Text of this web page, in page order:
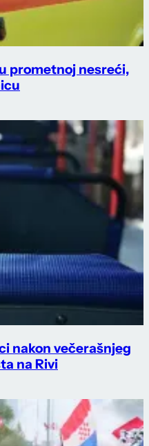
prometnoj nesreći,
nakon večerašnjeg
na Rivi